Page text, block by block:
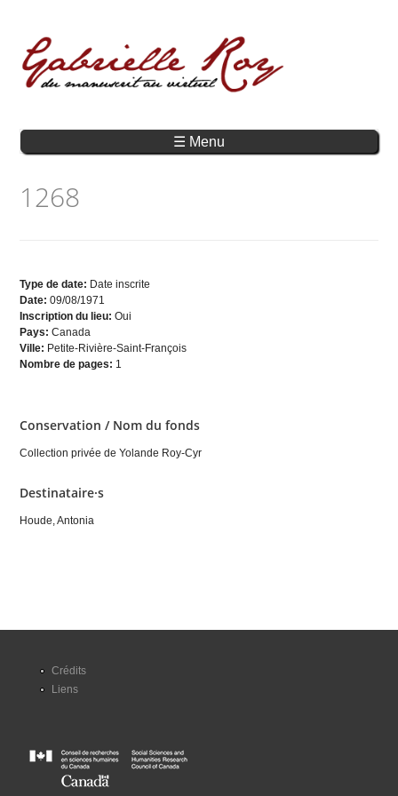
☰ Menu
1268
Type de date: Date inscrite
Date:09/08/1971
Inscription du lieu:Oui
Pays:Canada
Ville: Petite-Rivière-Saint-François
Nombre de pages: 1
Conservation / Nom du fonds
Collection privée de Yolande Roy-Cyr
Destinataire·s
Houde, Antonia
Crédits
Liens